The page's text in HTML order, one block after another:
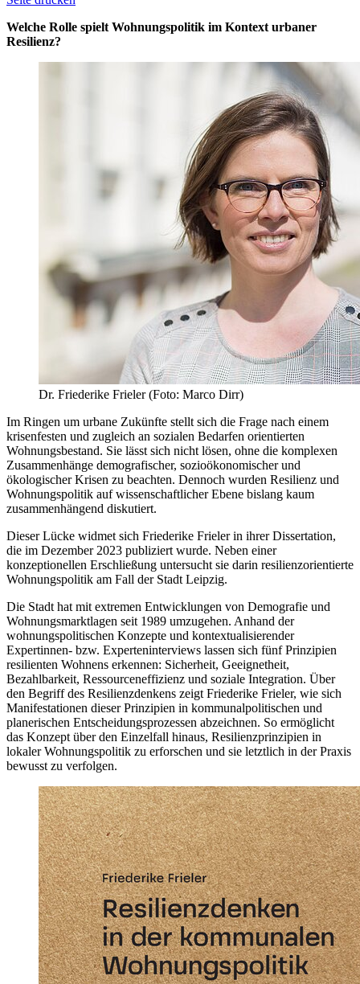
Welche Rolle spielt Wohnungspolitik im Kontext urbaner
Resilienz?
Dr. Friederike Frieler (Foto: Marco Dirr)
Im Ringen um urbane Zukünfte stellt sich die Frage nach einem
krisenfesten und zugleich an sozialen Bedarfen orientierten
Wohnungsbestand. Sie lässt sich nicht lösen, ohne die komplexen
Zusammenhänge demografischer, sozioökonomischer und
ökologischer Krisen zu beachten. Dennoch wurden Resilienz und
Wohnungspolitik auf wissenschaftlicher Ebene bislang kaum
zusammenhängend diskutiert.
Dieser Lücke widmet sich Friederike Frieler in ihrer Dissertation,
die im Dezember 2023 publiziert wurde. Neben einer
konzeptionellen Erschließung untersucht sie darin resilienzorientierte
Wohnungspolitik am Fall der Stadt Leipzig.
Die Stadt hat mit extremen Entwicklungen von Demografie und
Wohnungsmarktlagen seit 1989 umzugehen. Anhand der
wohnungspolitischen Konzepte und kontextualisierender
Expertinnen- bzw. Experteninterviews lassen sich fünf Prinzipien
resilienten Wohnens erkennen: Sicherheit, Geeignetheit,
Bezahlbarkeit, Ressourceneffizienz und soziale Integration. Über
den Begriff des Resilienzdenkens zeigt Friederike Frieler, wie sich
Manifestationen dieser Prinzipien in kommunalpolitischen und
planerischen Entscheidungsprozessen abzeichnen. So ermöglicht
das Konzept über den Einzelfall hinaus, Resilienzprinzipien in
lokaler Wohnungspolitik zu erforschen und sie letztlich in der Praxis
bewusst zu verfolgen.